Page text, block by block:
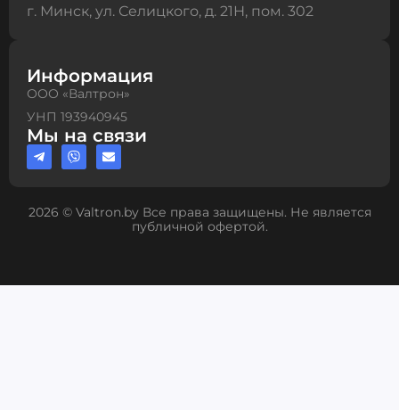
г. Минск, ул. Селицкого, д. 21Н, пом. 302
Информация
ООО «Валтрон»
УНП 193940945
Мы на связи
2026 © Valtron.by Все права защищены. Не является
публичной офертой.